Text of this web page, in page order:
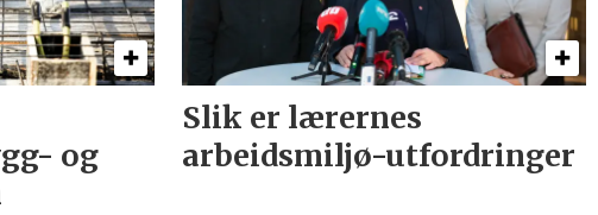
og
Slik er lærernes
arbeidsmiljø-utfordringer